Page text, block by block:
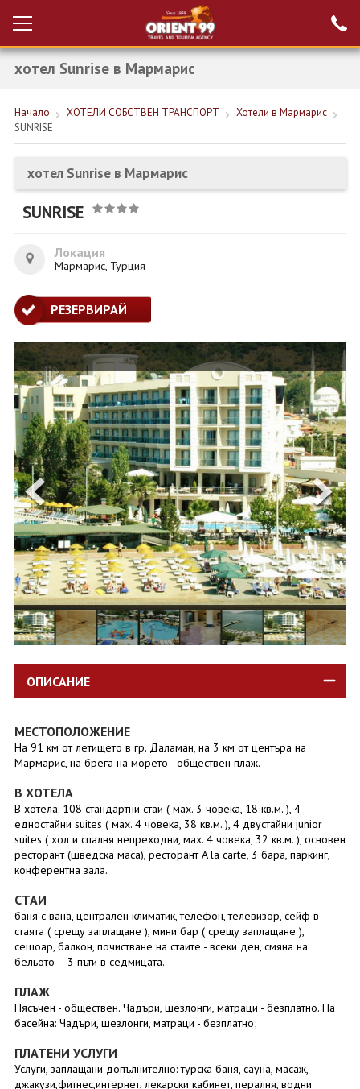
Вход за агенти
РАННИ ЗАПИСВАНИЯ ТУРЦИЯ
НОВА ГОДИНА ТУРЦИЯ
НОВА ГОДИНА
ПОЧИВКИ
КРУИЗИ
ЕКСКУРЗИИ
ОЩЕ
ЗА НАС
КОНТАКТИ
ФИРМЕНИ ДОКУМЕНТИ
0700 144 34 Запитване
ПОСЛЕДВАЙТЕ НИ
хотел Sunrise в Мармарис
Начало ХОТЕЛИ СОБСТВЕН ТРАНСПОРТ
Хотели в Мармарис
SUNRISE
хотел Sunrise в Мармарис
SUNRISE
Локация
Мармарис, Турция
РЕЗЕРВИРАЙ
ОПИСАНИЕ
МЕСТОПОЛОЖЕНИЕ
На 91 км от летището в гр. Даламан, на 3 км от центъра на
Мармарис, на брега на морето - обществен плаж.
В ХОТЕЛА
В хотела: 108 стандартни стаи ( маx. 3 човека, 18 кв.м. ), 4
едностайни suites ( маx. 4 човека, 38 кв.м. ), 4 двустайни junior
suites ( хол и спалня непреходни, маx. 4 човека, 32 кв.м. ), основен
ресторант (шведска маса), ресторант A la carte, 3 бара, паркинг,
конферентна зала.
СТАИ
баня с вана, централен климатик, телефон, телевизор, сейф в
стаята ( срещу заплащане ), мини бар ( срещу заплащане ),
сешоар, балкон, почистване на стаите - всеки ден, смяна на
бельото – 3 пъти в седмицата.
ПЛАЖ
Пясъчен - обществен. Чадъри, шезлонги, матраци - безплатно. На
басейна: Чадъри, шезлонги, матраци - безплатно;
ПЛАТЕНИ УСЛУГИ
Услуги, заплащани допълнително: турска баня, сауна, масаж,
джакузи,фитнес,интернет, лекарски кабинет, пералня, водни